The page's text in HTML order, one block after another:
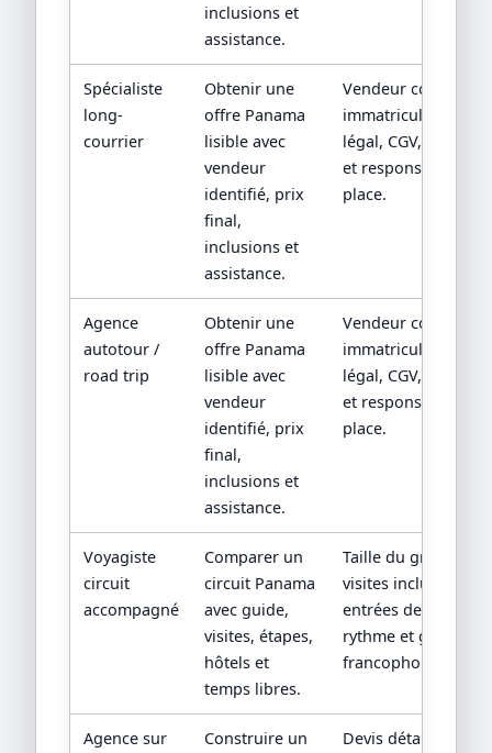
inclusions et
assistance.
Spécialiste
long-
courrier
Obtenir une
offre Panama
lisible avec
vendeur
identifié, prix
final,
inclusions et
assistance.
Vendeur
immatriculation/
légal, CGV,
et responsabilité
place.
Agence
autotour /
road trip
Obtenir une
offre Panama
lisible avec
vendeur
identifié, prix
final,
inclusions et
assistance.
Vendeur
immatriculation/
légal, CGV,
et responsabilité
place.
Voyagiste
circuit
accompagné
Comparer un
circuit Panama
avec guide,
visites, étapes,
hôtels et
temps libres.
Taille du groupe,
visites incluses,
entrées de sites,
rythme et guide
francophone.
Agence sur Construire un Devis détaillé,